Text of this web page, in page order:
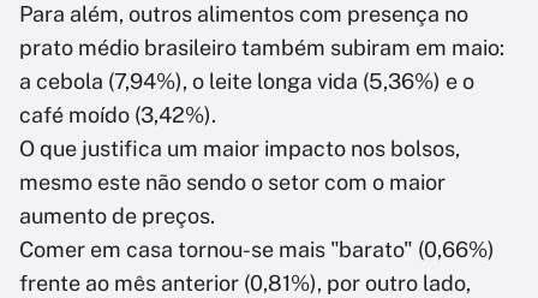
Para além, outros alimentos com presença no
prato médio brasileiro também subiram em maio:
a cebola (7,94%), o leite longa vida (5,36%) e o
café moído (3,42%).
O que justifica um maior impacto nos bolsos,
mesmo este não sendo o setor com o maior
aumento de preços.
Comer em casa tornou-se mais "barato" (0,66%)
frente ao mês anterior (0,81%), por outro lado,